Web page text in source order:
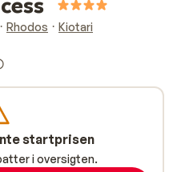
Rhodos
Kiotari
startprisen
i oversigten.